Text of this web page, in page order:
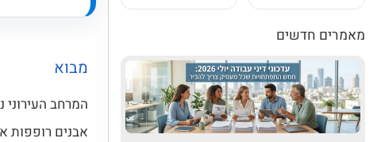
מאמרים חדשים
מבוא
המרחב
אבנים רופפות